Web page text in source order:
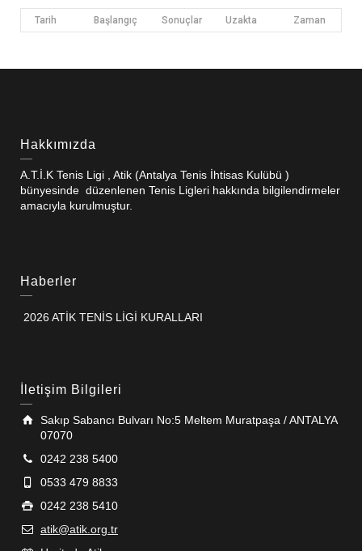
Tarih Başlangıç Sonuçlar Uzakta Zaman
Hakkımızda
A.T.İ.K Tenis Ligi , Atik (Antalya Tenis İhtisas Kulübü )
bünyesinde düzenlenen Tenis Ligleri hakkında bilgilendirmeler
amacıyla kurulmuştur.
Haberler
2026 ATİK TENİS LİGİ KURALLARI
İletişim Bilgileri
Sakıp Sabancı Bulvarı No:5 Meltem Muratpaşa / ANTALYA
07070
0242 238 5400
0533 479 8833
0242 238 5410
atik@atik.org.tr